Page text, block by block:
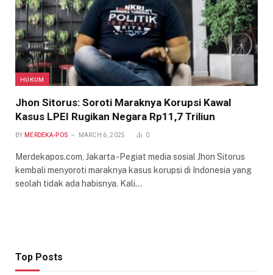
HUKUM
Jhon Sitorus: Soroti Maraknya Korupsi Kawal
Kasus LPEI Rugikan Negara Rp11,7 Triliun
BY MERDEKA-POS MARCH 6, 2025 0
Merdekapos.com, Jakarta -Pegiat media sosial Jhon Sitorus
kembali menyoroti maraknya kasus korupsi di Indonesia yang
seolah tidak ada habisnya. Kali…
Top Posts